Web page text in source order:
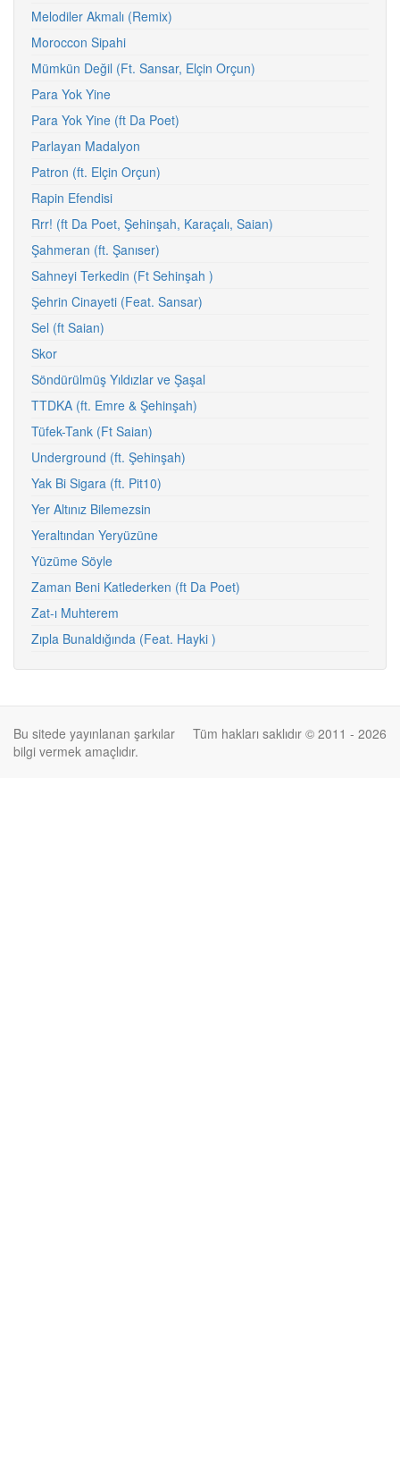
Melodiler Akmalı (Remix)
Moroccon Sipahi
Mümkün Değil (Ft. Sansar, Elçin Orçun)
Para Yok Yine
Para Yok Yine (ft Da Poet)
Parlayan Madalyon
Patron (ft. Elçin Orçun)
Rapin Efendisi
Rrr! (ft Da Poet, Şehinşah, Karaçalı, Saian)
Şahmeran (ft. Şanıser)
Sahneyi Terkedin (Ft Sehinşah )
Şehrin Cinayeti (Feat. Sansar)
Sel (ft Saian)
Skor
Söndürülmüş Yıldızlar ve Şaşal
TTDKA (ft. Emre & Şehinşah)
Tüfek-Tank (Ft Saian)
Underground (ft. Şehinşah)
Yak Bi Sigara (ft. Pit10)
Yer Altınız Bilemezsin
Yeraltından Yeryüzüne
Yüzüme Söyle
Zaman Beni Katlederken (ft Da Poet)
Zat-ı Muhterem
Zıpla Bunaldığında (Feat. Hayki )
Tüm hakları saklıdır © 2011 - 2026
Bu sitede yayınlanan şarkılar
bilgi vermek amaçlıdır.